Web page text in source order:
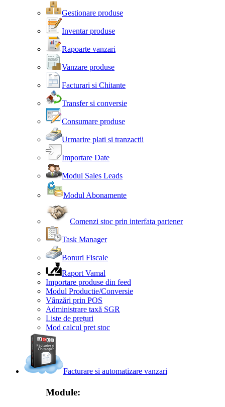
Gestionare produse
Inventar produse
Rapoarte vanzari
Vanzare produse
Facturari si Chitante
Transfer si conversie
Consumare produse
Urmarire plati si tranzactii
Importare Date
Modul Sales Leads
Modul Abonamente
Comenzi stoc prin interfata partener
Task Manager
Bonuri Fiscale
Raport Vamal
Importare produse din feed
Modul Productie/Conversie
Vânzări prin POS
Administrare taxă SGR
Liste de prețuri
Mod calcul pret stoc
Facturare si automatizare vanzari
Module: